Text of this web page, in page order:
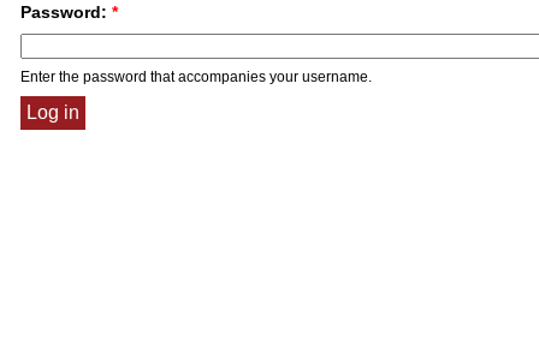
Password: *
Enter the password that accompanies your username.